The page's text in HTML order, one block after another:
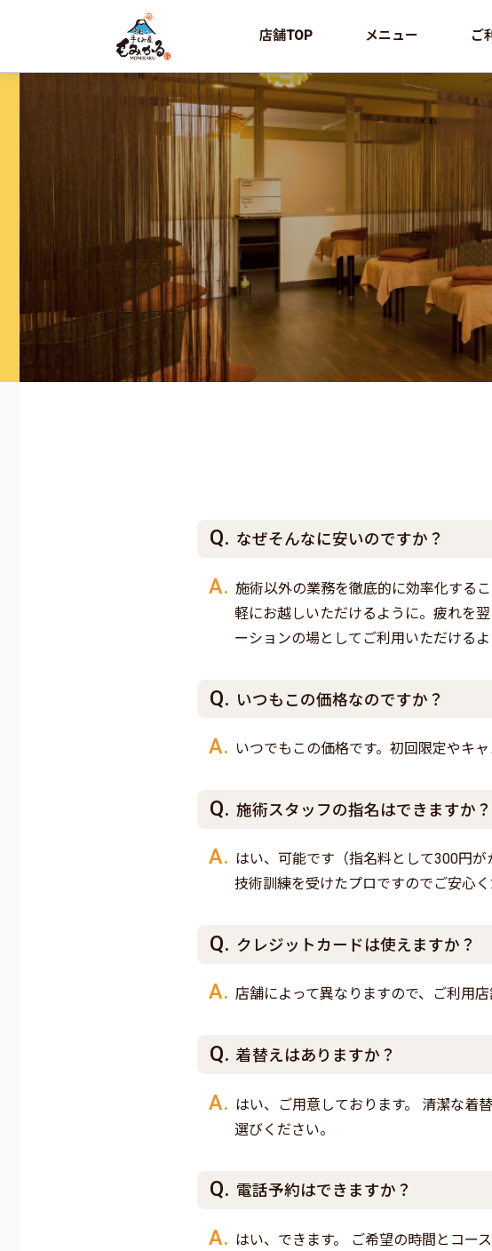
店舗TOP メニュー ご
なぜそんなに安いのですか？
施術以外の業務を徹底的に効率化する
軽にお越しいただけるように。疲れを
ーションの場としてご利用いただける
いつもこの価格なのですか？
いつでもこの価格です。初回限定やキ
施術スタッフの指名はできますか？
はい、可能です（指名料として300円
技術訓練を受けたプロですのでご安心く
クレジットカードは使えますか？
店舗によって異なりますので、ご利用
着替えはありますか？
はい、ご用意しております。 清潔な着
選びください。
電話予約はできますか？
はい、できます。 ご希望の時間とコー